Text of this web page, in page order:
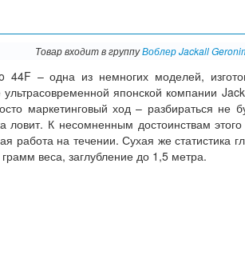
Товар входит в группуВоблер Jackall
44F – одна из немногих моделей,
японской компании
маркетинговый ход – разбираться не
ловит. К несомненным достоинствам этого
работа на течении. Сухая же статистика
веса, заглубление до 1,5 метра.